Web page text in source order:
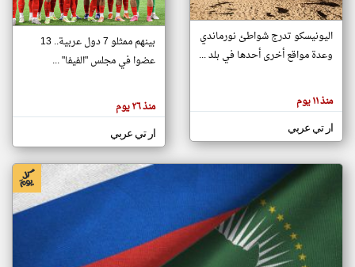
تغيير الدولة
اخبار جزر القمر على مدار الساعة
أهم اخبار جزر القمر العاجلة والمباشرة
هنا عن
وجهة
كاتبيها.
اليونيسكو تدرج شواطئ نورماندي
وعدة مواقع أخرى أحدها في بلد ...
منذ ١١ يوم
ار تي عربي
بينهم ممثلو 7 دول عربية.. 13
عضوا في مجلس "الفيفا" ...
منذ ٢٦ يوم
ار تي عربي
klyoum.com